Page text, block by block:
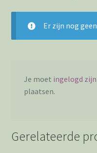
Er zijn nog
Je moet ingelogd zijn
plaatsen.
Gerelateerde